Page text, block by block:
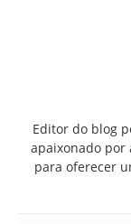
Editor do blog
apaixonado por
para oferecer